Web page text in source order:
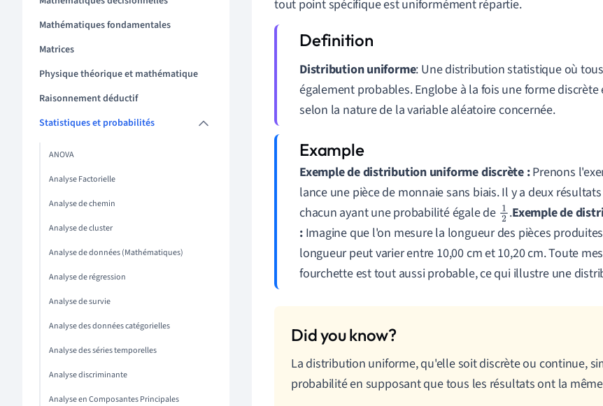
Mathématiques fondamentales
Matrices
Physique théorique et mathématique
Raisonnement déductif
Statistiques et probabilités
ANOVA
Analyse Factorielle
Analyse de chemin
Analyse de cluster
Analyse de données (Mathématiques)
Analyse de régression
Analyse de survie
Analyse des données catégorielles
Analyse des séries temporelles
Analyse discriminante
Analyse en Composantes Principales
tout point spécifique est uniformément répartie.
Distribution uniforme: Une distribution statistique où
également probables. Englobe à la fois une forme
selon la nature de la variable aléatoire concernée.
Exemple de distribution uniforme discrète :Prenons
lance une pièce de monnaie sans biais. Il y a deux
chacun ayant une probabilité égale de 1
2
.Exemple de
:Imagine que l'on mesure la longueur des pièces
longueur peut varier entre 10,00 cm et 10,20 cm. Toute
fourchette est tout aussi probable, ce qui illustre une
La distribution uniforme, qu'elle soit discrète ou continue,
probabilité en supposant que tous les résultats ont la